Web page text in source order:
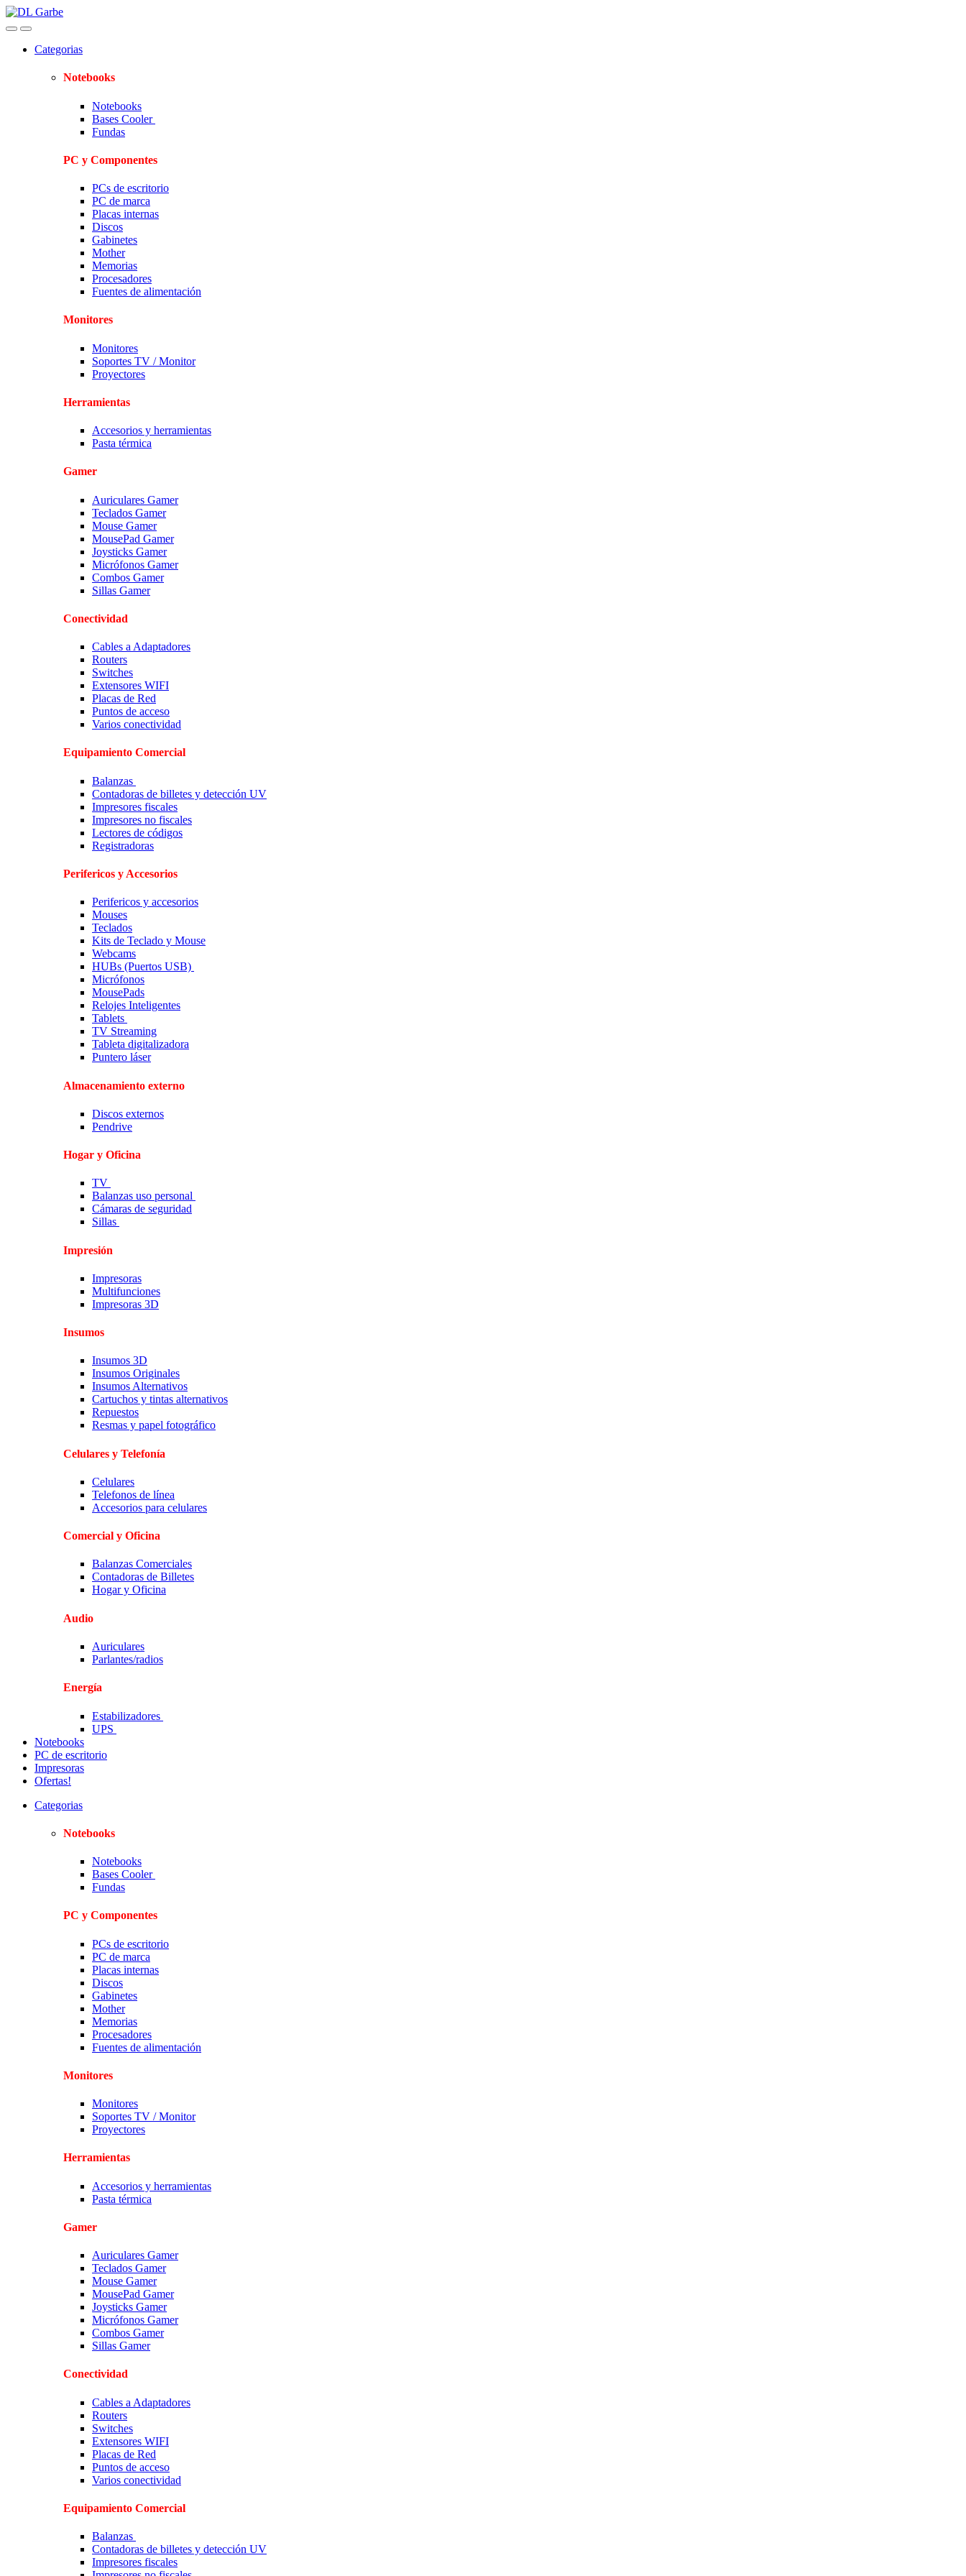
Skip
to
Skip
to
Categorias
Notebooks
Notebooks
Bases Cooler
Fundas
PC y Componentes
PCs de escritorio
PC de marca
Placas internas
Discos
Gabinetes
Mother
Memorias
Procesadores
Fuentes de alimentación
Monitores
Monitores
Soportes TV / Monitor
Proyectores
Herramientas
Accesorios y herramientas
Pasta térmica
Gamer
Auriculares Gamer
Teclados Gamer
Mouse Gamer
MousePad Gamer
Joysticks Gamer
Micrófonos Gamer
Combos Gamer
Sillas Gamer
Conectividad
Cables a Adaptadores
Routers
Switches
Extensores WIFI
Placas de Red
Puntos de acceso
Varios conectividad
Equipamiento Comercial
Balanzas
Contadoras de billetes y detección UV
Impresores fiscales
Impresores no fiscales
Lectores de códigos
Registradoras
Perifericos y Accesorios
Perifericos y accesorios
Mouses
Teclados
Kits de Teclado y Mouse
Webcams
HUBs (Puertos USB)
Micrófonos
MousePads
Relojes Inteligentes
Tablets
TV Streaming
Tableta digitalizadora
Puntero láser
Almacenamiento externo
Discos externos
Pendrive
Hogar y Oficina
TV
Balanzas uso personal
Cámaras de seguridad
Sillas
Impresión
Impresoras
Multifunciones
Impresoras 3D
Insumos
Insumos 3D
Insumos Originales
Insumos Alternativos
Cartuchos y tintas alternativos
Repuestos
Resmas y papel fotográfico
Celulares y Telefonía
Celulares
Telefonos de línea
Accesorios para celulares
Comercial y Oficina
Balanzas Comerciales
Contadoras de Billetes
Hogar y Oficina
Audio
Auriculares
Parlantes/radios
Energía
Estabilizadores
UPS
Notebooks
PC de escritorio
Impresoras
Ofertas!
Categorias
Notebooks
Notebooks
Bases Cooler
Fundas
PC y Componentes
PCs de escritorio
PC de marca
Placas internas
Discos
Gabinetes
Mother
Memorias
Procesadores
Fuentes de alimentación
Monitores
Monitores
Soportes TV / Monitor
Proyectores
Herramientas
Accesorios y herramientas
Pasta térmica
Gamer
Auriculares Gamer
Teclados Gamer
Mouse Gamer
MousePad Gamer
Joysticks Gamer
Micrófonos Gamer
Combos Gamer
Sillas Gamer
Conectividad
Cables a Adaptadores
Routers
Switches
Extensores WIFI
Placas de Red
Puntos de acceso
Varios conectividad
Equipamiento Comercial
Balanzas
Contadoras de billetes y detección UV
Impresores fiscales